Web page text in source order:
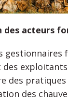
des acteurs
gestionnaires
des
des
des